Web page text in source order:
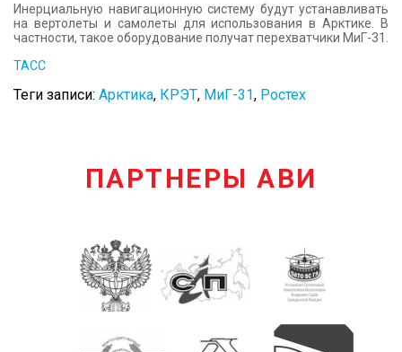
Инерциальную навигационную систему будут устанавливать
на вертолеты и самолеты для использования в Арктике. В
частности, такое оборудование получат перехватчики МиГ-31.
ТАСС
Теги записи: Арктика, КРЭТ, МиГ-31, Ростех
ПАРТНЕРЫ АВИ